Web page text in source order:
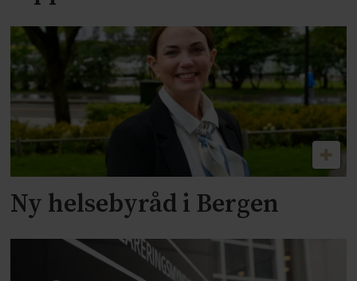
Ny helsebyråd i Bergen